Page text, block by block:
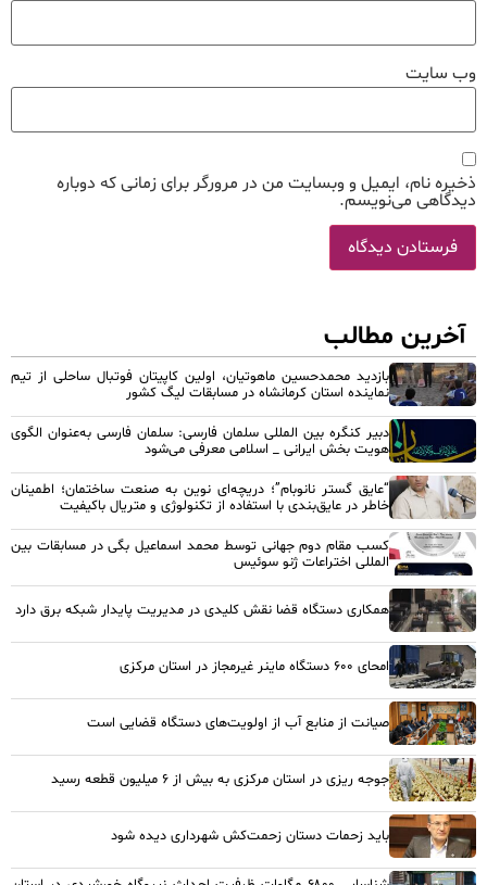
وب‌ سایت
ذخیره نام، ایمیل و وبسایت من در مرورگر برای زمانی که دوباره
دیدگاهی می‌نویسم.
آخرین مطالب
بازدید محمدحسین ماهوتیان، اولین کاپیتان فوتبال ساحلی از تیم
نماینده استان کرمانشاه در مسابقات لیگ کشور
دبیر کنگره بین المللی سلمان فارسی: سلمان فارسی به‌عنوان الگوی
هویت بخش ایرانی _ اسلامی معرفی می‌شود
“عایق گستر نانوبام”؛ دریچه‌ای نوین به صنعت ساختمان؛ اطمینان
خاطر در عایق‌بندی با استفاده از تکنولوژی و متریال باکیفیت
کسب مقام دوم جهانی توسط محمد اسماعیل بگی در مسابقات بین
المللی اختراعات ژنو سوئیس
همکاری دستگاه قضا نقش کلیدی در مدیریت پایدار شبکه برق دارد
امحای ۶۰۰ دستگاه ماینر غیرمجاز در استان مرکزی
صیانت از منابع آب از اولویت‌های دستگاه قضایی است
جوجه ریزی در استان مرکزی به بیش از ۶ میلیون قطعه رسید
باید زحمات دستان زحمت‌کش شهرداری دیده شود